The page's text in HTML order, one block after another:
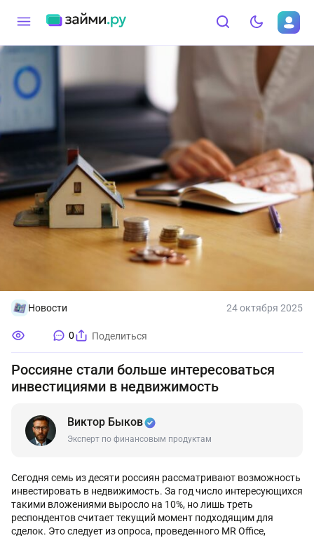
Новости 24 октября 2025
0 Поделиться
Россияне стали больше интересоваться
инвестициями в недвижимость
Виктор Быков
Эксперт по финансовым продуктам
Сегодня семь из десяти россиян рассматривают возможность
инвестировать в недвижимость. За год число интересующихся
такими вложениями выросло на 10%, но лишь треть
респондентов считает текущий момент подходящим для
сделок. Это следует из опроса, проведенного MR Office,